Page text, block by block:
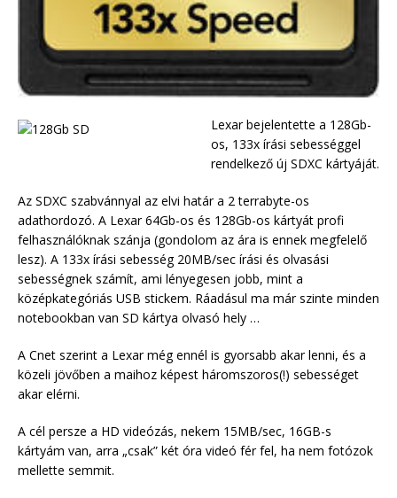
Lexar bejelentette a 128Gb-
os, 133x írási sebességgel
rendelkező új SDXC kártyáját.
Az SDXC szabvánnyal az elvi határ a 2 terrabyte-os
adathordozó. A Lexar 64Gb-os és 128Gb-os kártyát profi
felhasználóknak szánja (gondolom az ára is ennek megfelelő
lesz). A 133x írási sebesség 20MB/sec írási és olvasási
sebességnek számít, ami lényegesen jobb, mint a
középkategóriás USB stickem. Ráadásul ma már szinte minden
notebookban van SD kártya olvasó hely …
A Cnet szerint a Lexar még ennél is gyorsabb akar lenni, és a
közeli jövőben a maihoz képest háromszoros(!) sebességet
akar elérni.
A cél persze a HD videózás, nekem 15MB/sec, 16GB-s
kártyám van, arra „csak” két óra videó fér fel, ha nem fotózok
mellette semmit.